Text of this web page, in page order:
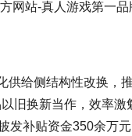
给侧结构性改换，
旧换新当作，效率
补贴资金350余万